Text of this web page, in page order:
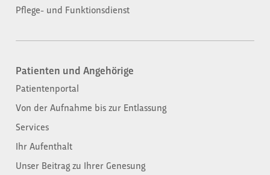
Pflege- und Funktionsdienst
Patienten und Angehörige​
Patientenportal
Von der Aufnahme bis zur Entlassung​
Services
Ihr Aufenthalt
Unser Beitrag zu Ihrer Genesung